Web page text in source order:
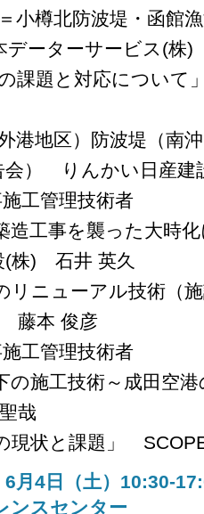
樽北防波堤・函館
ーターサービス(
課題と対応につい
地区）防波堤（南
会） りんかい日産
工管理技術者
工事を襲った大時
(株) 石井 英久
ニューアル技術（
藤本 俊彦
工管理技術者
施工技術～成田空
哉
現状と課題」
6月4日（土）
ンスセンター